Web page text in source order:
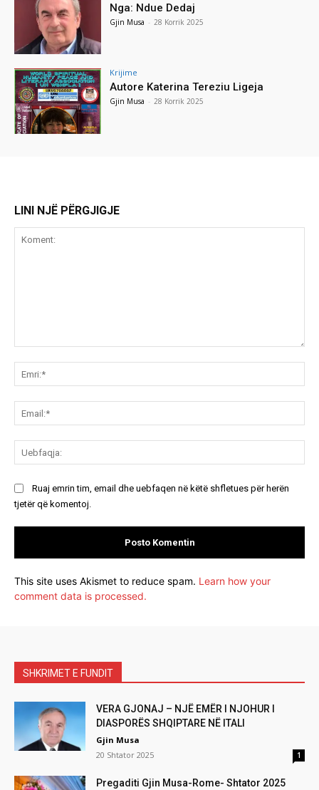
Nga: Ndue Dedaj
Gjin Musa - 28 Korrik 2025
Krijime
Autore Katerina Tereziu Ligeja
Gjin Musa - 28 Korrik 2025
LINI NJË PËRGJIGJE
Ruaj emrin tim, email dhe uebfaqen në këtë shfletues për herën
tjetër që komentoj.
This site uses Akismet to reduce spam. Learn how your
comment data is processed.
SHKRIMET E FUNDIT
VERA GJONAJ – NJË EMËR I NJOHUR I
DIASPORËS SHQIPTARE NË ITALI
Gjin Musa
20 Shtator 2025
1
Pregaditi Gjin Musa-Rome- Shtator 2025